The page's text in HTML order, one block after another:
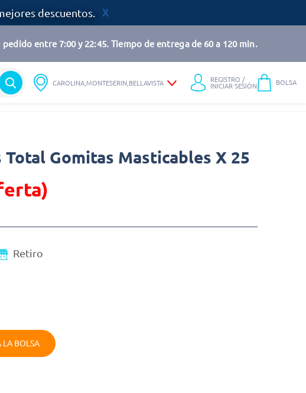
descuentos.
pedido entre 7:00 y 22:45. Tiempo de entrega de 60 a 120 min.
CAROLINA,MONTESERIN,BELLAVISTA REGISTRO /
INICIAR SESIÓN BOLSA
Total Gomitas Masticables X 25
Retiro
LA BOLSA